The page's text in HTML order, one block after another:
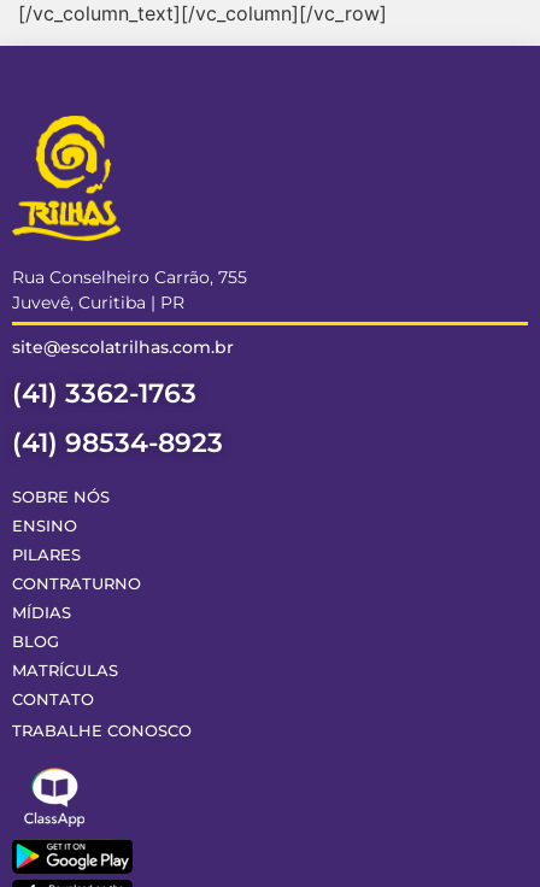
[/vc_column_text][/vc_column][/vc_row]
Rua Conselheiro Carrão, 755
Juvevê, Curitiba | PR
site@escolatrilhas.com.br
(41) 3362-1763
(41) 98534-8923
SOBRE NÓS
ENSINO
PILARES
CONTRATURNO
MÍDIAS
BLOG
MATRÍCULAS
CONTATO
TRABALHE CONOSCO